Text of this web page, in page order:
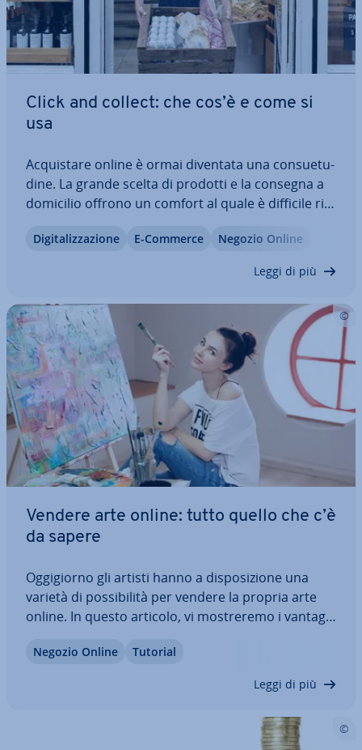
Click and collect: che cos’è e come si
usa
Ac­qui­sta­re online è ormai diventata una con­sue­tu­
di­ne. La grande scelta di prodotti e la consegna a
domicilio offrono un comfort al quale è difficile ri­
na­ti­va: i clienti ordinano online e passano a ritirare
Di­gi­ta­liz­za­zio­ne E-Commerce Negozio Online
Leggi di più
Vendere arte online: tutto quello che c’è
da sapere
Og­gi­gior­no gli artisti hanno a di­spo­si­zio­ne una
varietà di pos­si­bi­li­tà per vendere la propria arte
online. In questo articolo, vi mo­stre­re­mo i vantaggi
Inoltre, vi spie­ghe­re­mo l’im­por­tan­za di un sito web
Negozio Online Tutorial
Leggi di più